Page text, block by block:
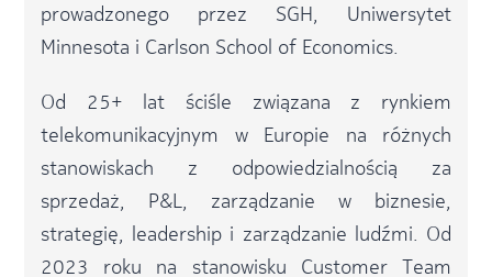
prowadzonego przez SGH, Uniwersytet
Minnesota i Carlson School of Economics.
Od 25+ lat ściśle związana z rynkiem
telekomunikacyjnym w Europie na różnych
stanowiskach z odpowiedzialnością za
sprzedaż, P&L, zarządzanie w biznesie,
strategię, leadership i zarządzanie ludźmi. Od
2023 roku na stanowisku Customer Team